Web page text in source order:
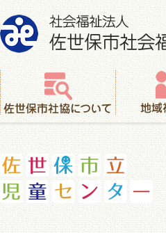
社会福祉法人 佐世保市社会福祉協議会
佐世保市社協について
地域福祉活動